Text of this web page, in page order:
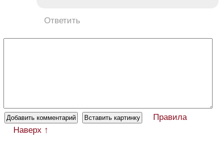
Ответить
Правила
Наверх ↑